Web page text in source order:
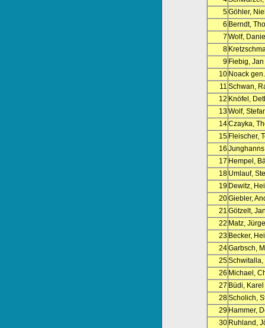
5Göhler,
6 Berndt,
7 Wolf,
8
9 Fiebig, Jan
10 Noack
11 Schwan,
12 Knöfel,
13Wolf,
14Czayka,
15 Fleischer,
16
17 Hempel,
18 Umlauf,
19 Dewitz,
20Giebler,
21 Götzelt,
22 Matz,
23 Becker,
24Garbsch,
25Schwitalla,
26 Michael,
27 Büdi, Karel
28Scholich,
29 Hammer,
30 Ruhland,